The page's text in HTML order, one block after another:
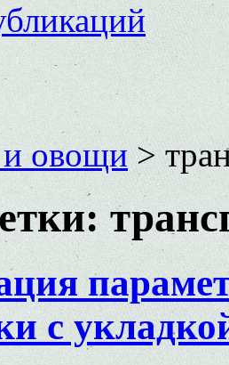
и овощи>
с